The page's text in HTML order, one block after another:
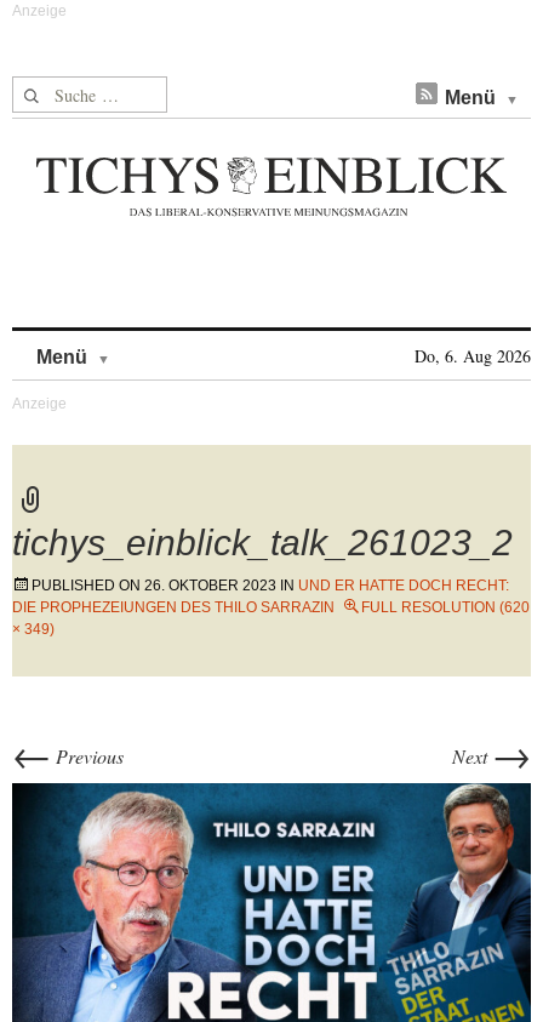
Suche nach: Menü
Menü Do, 6. Aug 2026
tichys_einblick_talk_261023_2
PUBLISHED ON 26. OKTOBER 2023 IN UND ER HATTE DOCH RECHT:
DIE PROPHEZEIUNGEN DES THILO SARRAZIN
FULL RESOLUTION (620
× 349)
← Previous Next →